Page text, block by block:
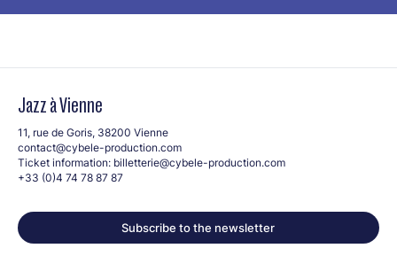
Jazz à Vienne
11, rue de Goris, 38200 Vienne
contact@cybele-production.com
Ticket information: billetterie@cybele-production.com
+33 (0)4 74 78 87 87
Subscribe to the newsletter